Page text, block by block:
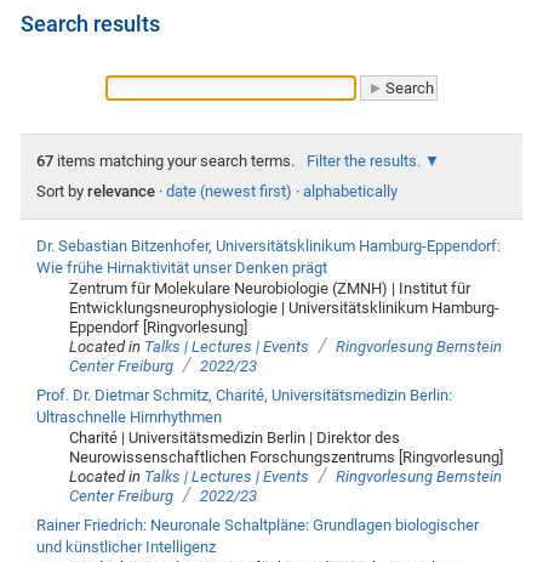
Search results
67 items matching your search terms.
Filter the results.
Sort by relevance · date (newest first) · alphabetically
Dr. Sebastian Bitzenhofer, Universitätsklinikum Hamburg-Eppendorf:
Wie frühe Hirnaktivität unser Denken prägt
Zentrum für Molekulare Neurobiologie (ZMNH) | Institut für
Entwicklungsneurophysiologie | Universitätsklinikum Hamburg-
Eppendorf [Ringvorlesung]
Located in Talks | Lectures | Events / Ringvorlesung Bernstein
Center Freiburg / 2022/23
Prof. Dr. Dietmar Schmitz, Charité, Universitätsmedizin Berlin:
Ultraschnelle Hirnrhythmen
Charité | Universitätsmedizin Berlin | Direktor des
Neurowissenschaftlichen Forschungszentrums [Ringvorlesung]
Located in Talks | Lectures | Events / Ringvorlesung Bernstein
Center Freiburg / 2022/23
Rainer Friedrich: Neuronale Schaltpläne: Grundlagen biologischer
und künstlicher Intelligenz